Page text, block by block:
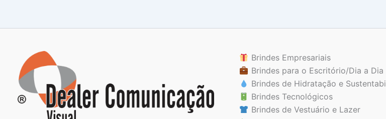
Brindes Empresariais
Brindes para o Escritório/Dia a Dia
Brindes de Hidratação e
Brindes Tecnológicos
Brindes de Vestuário e Lazer